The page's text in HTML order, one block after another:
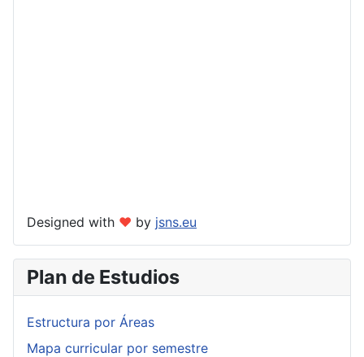
Designed with ❤ by jsns.eu
Plan de Estudios
Estructura por Áreas
Mapa curricular por semestre